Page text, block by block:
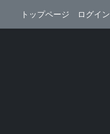
トップページ ログイン